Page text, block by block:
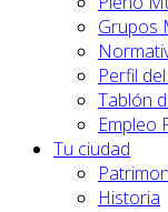
Grupos
Perfil
Tablón
Empleo
Tu ciudad
Historia